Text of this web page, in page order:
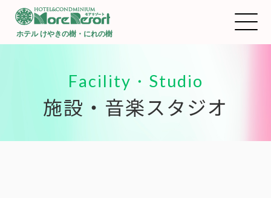
ホテル けやきの樹・にれの樹
Facility・Studio
施設・音楽スタジオ